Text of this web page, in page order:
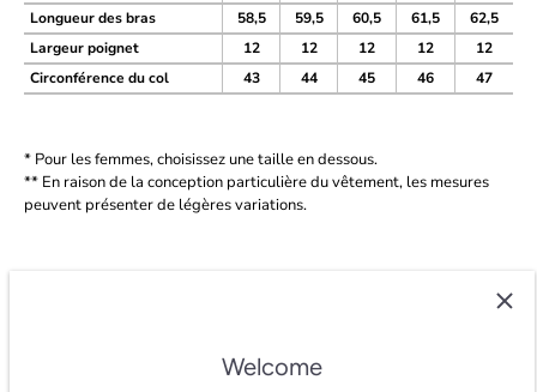
Longueur des bras
58,5 59,5 60,5 61,5
62,5
Largeur poignet
12 12 12 12
12
Circonférence du col
43 44 45 46 47
* Pour les femmes, choisissez une taille en dessous.
** En raison de la conception particulière du vêtement, les mesures
peuvent présenter de légères variations.
développe un vestiaire masculin intemporel et éco-conscient à Paris.
Welcome